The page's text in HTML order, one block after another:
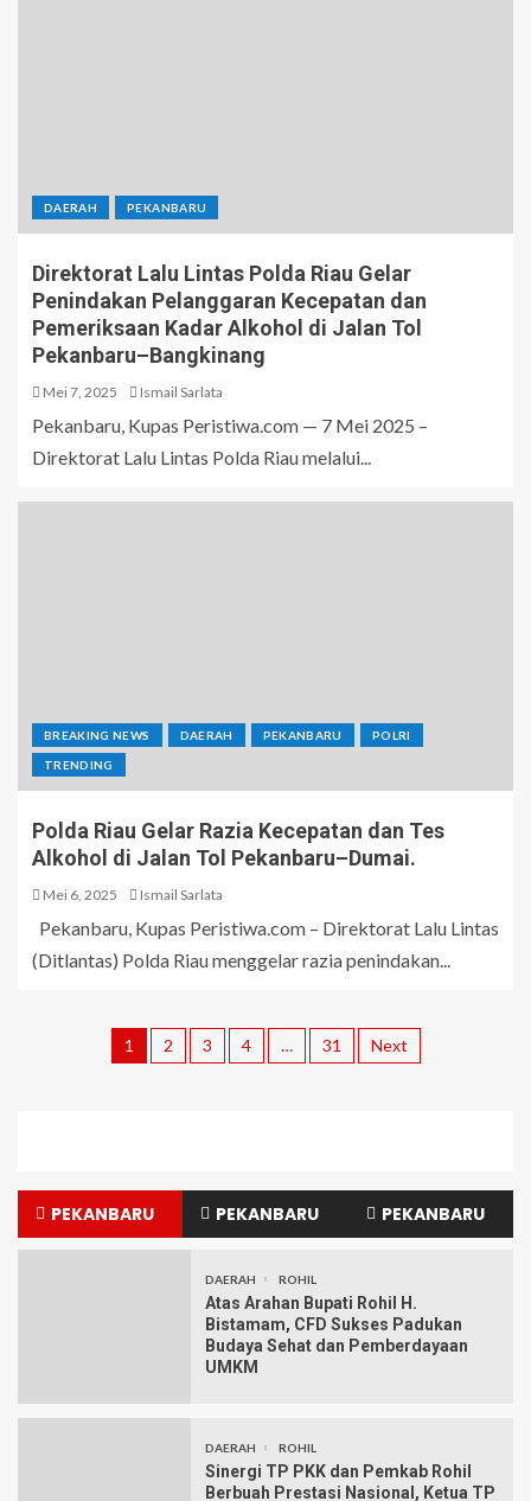
DAERAH PEKANBARU
Direktorat Lalu Lintas Polda Riau Gelar
Penindakan Pelanggaran Kecepatan dan
Pemeriksaan Kadar Alkohol di Jalan Tol
Pekanbaru–Bangkinang
Mei 7, 2025 Ismail Sarlata
Pekanbaru, Kupas Peristiwa.com — 7 Mei 2025 –
Direktorat Lalu Lintas Polda Riau melalui...
BREAKING NEWS DAERAH PEKANBARU POLRI
TRENDING
Polda Riau Gelar Razia Kecepatan dan Tes
Alkohol di Jalan Tol Pekanbaru–Dumai.
Mei 6, 2025 Ismail Sarlata
Pekanbaru, Kupas Peristiwa.com – Direktorat Lalu Lintas
(Ditlantas) Polda Riau menggelar razia penindakan...
1 2 3 4 … 31 Next
PEKANBARU PEKANBARU PEKANBARU
DAERAH ROHIL
Atas Arahan Bupati Rohil H.
Bistamam, CFD Sukses Padukan
Budaya Sehat dan Pemberdayaan
UMKM
DAERAH ROHIL
Sinergi TP PKK dan Pemkab Rohil
Berbuah Prestasi Nasional, Ketua TP